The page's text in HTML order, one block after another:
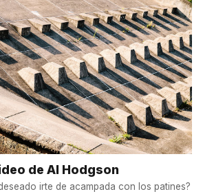
de Al Hodgson
irte de acampada con los patines?